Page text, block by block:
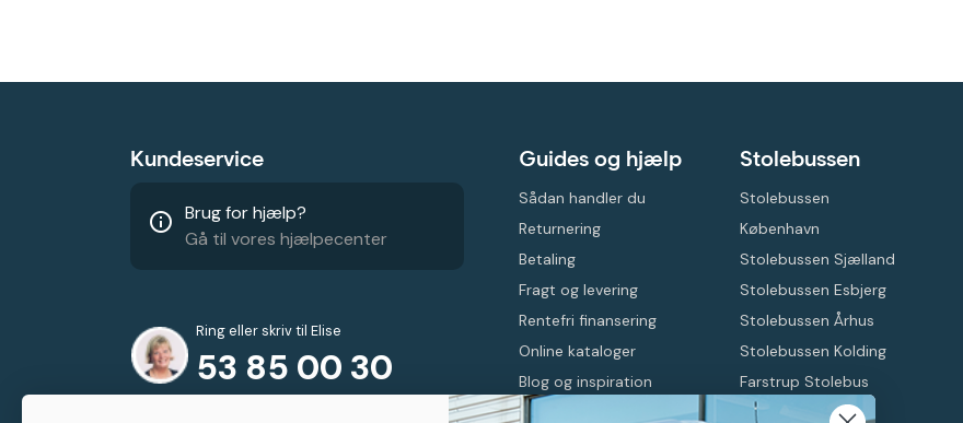
Kundeservice
info_outline Brug for hjælp?
Gå til vores hjælpecenter
Ring eller skriv til Elise
53 85 00 30
Guides og hjælp
Sådan handler du
Returnering
Betaling
Fragt og levering
Rentefri finansering
Online kataloger
Blog og inspiration
Delbetaling med
Stolebussen
Stolebussen
København
Stolebussen Sjælland
Stolebussen Esbjerg
Stolebussen Århus
Stolebussen Kolding
Farstrup Stolebus